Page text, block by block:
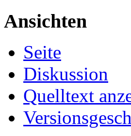
Ansichten
Seite
Diskussion
Quelltext